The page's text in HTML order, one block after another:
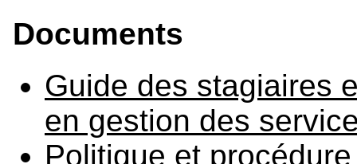
Documents
Guide des stagiaires
en gestion des
Politique et